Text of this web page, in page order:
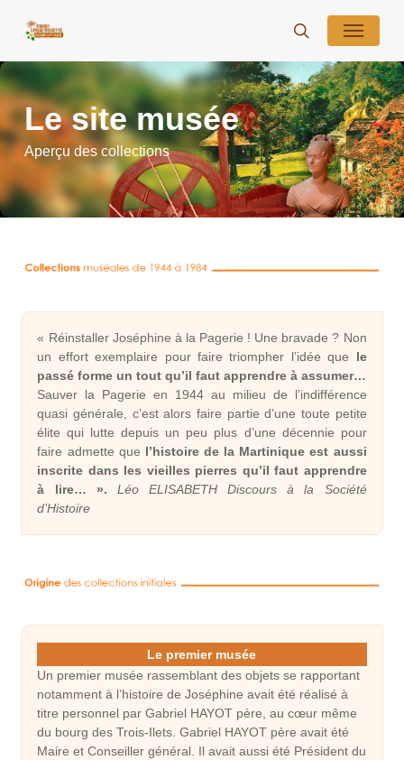
content
search
Menu
Le site musée
Aperçu des collections
« Réinstaller Joséphine à la Pagerie ! Une bravade ? Non
un effort exemplaire pour faire triompher l’idée que le
passé forme un tout qu’il faut apprendre à assumer…
Sauver la Pagerie en 1944 au milieu de l’indifférence
quasi générale, c’est alors faire partie d’une toute petite
élite qui lutte depuis un peu plus d’une décennie pour
faire admette que l’histoire de la Martinique est aussi
inscrite dans les vieilles pierres qu’il faut apprendre
à lire… ». Léo ELISABETH Discours à la Société
d’Histoire
Le premier musée
Un premier musée rassemblant des objets se rapportant
notamment à l’histoire de Joséphine avait été réalisé à
titre personnel par Gabriel HAYOT père, au cœur même
du bourg des Trois-Ilets. Gabriel HAYOT père avait été
Maire et Conseiller général. Il avait aussi été Président du